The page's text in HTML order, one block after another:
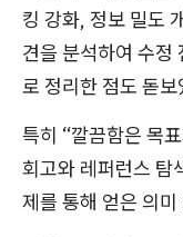
킹 강화, 정보 밀도
견을 분석하여 수정
로 정리한 점도 돋보
특히 “깔끔함은 목
회고와 레퍼런스 탐
제를 통해 얻은 의